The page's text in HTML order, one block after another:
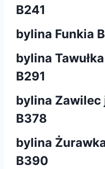
B241
bylina Funkia
bylina
B291
bylina Zawilec
B378
bylina
B390